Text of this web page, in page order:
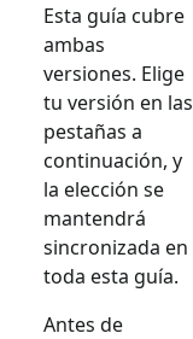
Esta guía cubre
ambas
versiones. Elige
tu versión en las
pestañas a
continuación, y
la elección se
mantendrá
sincronizada en
toda esta guía.
Antes de